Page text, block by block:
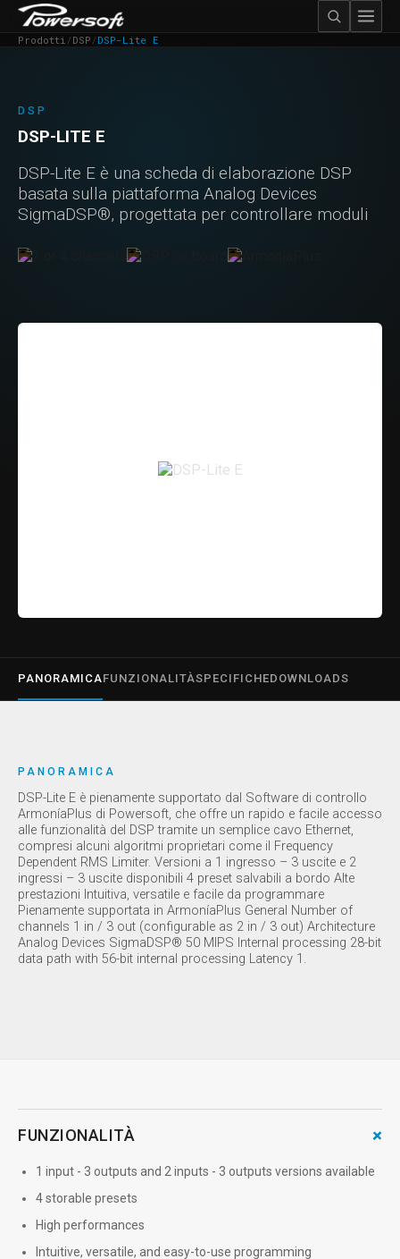
Prodotti / DSP / DSP-Lite E
DSP
DSP-LITE E
DSP-Lite E è una scheda di elaborazione DSP
basata sulla piattaforma Analog Devices
SigmaDSP®, progettata per controllare moduli
PANORAMICAFUNZIONALITÀSPECIFICHEDOWNLOADS
PANORAMICA
DSP-Lite E è pienamente supportato dal Software di controllo
ArmoníaPlus di Powersoft, che offre un rapido e facile accesso
alle funzionalità del DSP tramite un semplice cavo Ethernet,
compresi alcuni algoritmi proprietari come il Frequency
Dependent RMS Limiter. Versioni a 1 ingresso – 3 uscite e 2
ingressi – 3 uscite disponibili 4 preset salvabili a bordo Alte
prestazioni Intuitiva, versatile e facile da programmare
Pienamente supportata in ArmoníaPlus General Number of
channels 1 in / 3 out (configurable as 2 in / 3 out) Architecture
Analog Devices SigmaDSP® 50 MIPS Internal processing 28-bit
data path with 56-bit internal processing Latency 1.
FUNZIONALITÀ +
1 input - 3 outputs and 2 inputs - 3 outputs versions available
4 storable presets
High performances
Intuitive, versatile, and easy-to-use programming